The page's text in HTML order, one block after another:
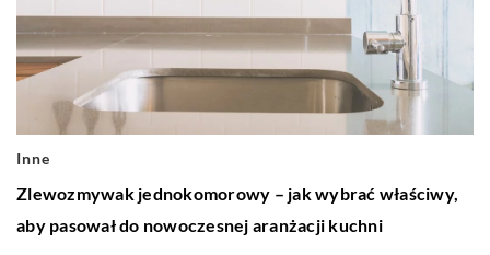
Inne
Zlewozmywak jednokomorowy – jak wybrać właściwy,
aby pasował do nowoczesnej aranżacji kuchni